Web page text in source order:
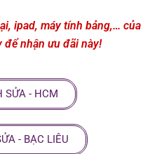
ipad, máy tính bảng,… của
để nhận ưu đãi này!
SỬA - HCM
- BẠC LIÊU